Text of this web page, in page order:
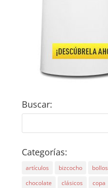
Buscar:
Categorías:
artículos bizcocho bollos
chocolate
clásicos copa